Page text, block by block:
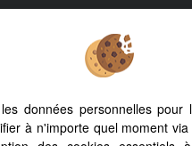
Sete (34200)
Palavas Les Flots
données personnelles
à n'importe quel moment